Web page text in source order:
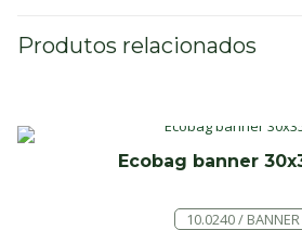
Produtos relacionados
Ecobag banner
10.0240 / BANNER